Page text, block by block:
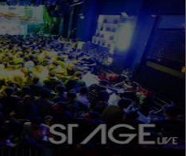
- 31 Dic 203506:00
Vie. Sab. Dom.
y sala de
/ Publica: